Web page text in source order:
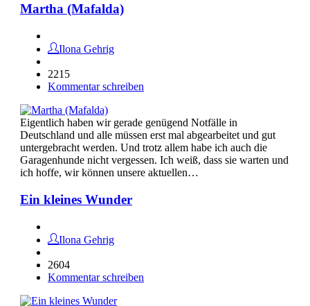
Martha (Mafalda)
Ilona Gehrig
2215
Kommentar schreiben
Eigentlich haben wir gerade genügend Notfälle in
Deutschland und alle müssen erst mal abgearbeitet und gut
untergebracht werden. Und trotz allem habe ich auch die
Garagenhunde nicht vergessen. Ich weiß, dass sie warten und
ich hoffe, wir können unsere aktuellen…
Ein kleines Wunder
Ilona Gehrig
2604
Kommentar schreiben